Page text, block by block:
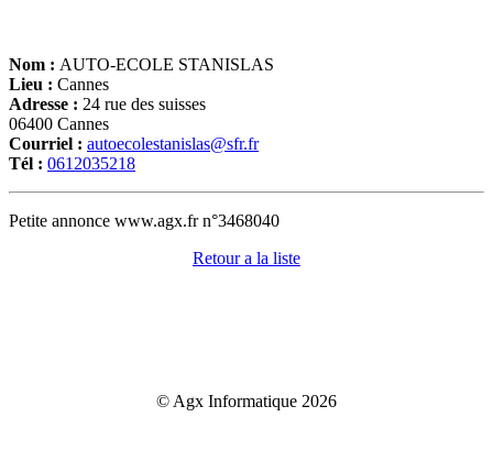
Nom : AUTO-ECOLE STANISLAS
Lieu : Cannes
Adresse : 24 rue des suisses
06400 Cannes
Courriel : autoecolestanislas@sfr.fr
Tél : 0612035218
Petite annonce www.agx.fr n°3468040
Retour a la liste
© Agx Informatique 2026